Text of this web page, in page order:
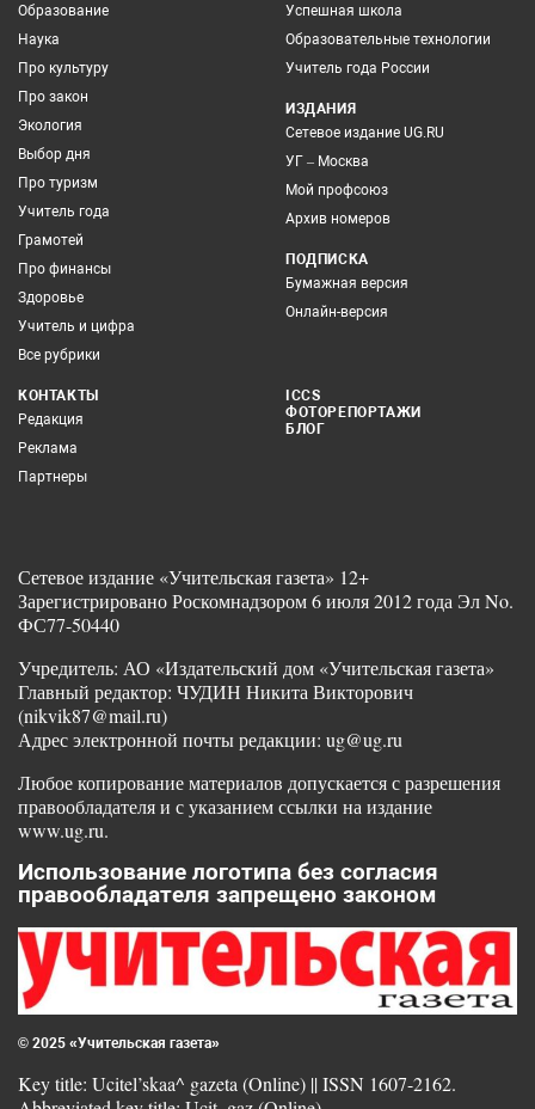
Образование
Наука
Про культуру
Про закон
Экология
Выбор дня
Про туризм
Учитель года
Грамотей
Про финансы
Здоровье
Учитель и цифра
Все рубрики
Успешная школа
Образовательные технологии
Учитель года России
ИЗДАНИЯ
Сетевое издание UG.RU
УГ – Москва
Мой профсоюз
Архив номеров
ПОДПИСКА
Бумажная версия
Онлайн-версия
КОНТАКТЫ
Редакция
Реклама
Партнеры
ICCS
ФОТОРЕПОРТАЖИ
БЛОГ
Сетевое издание «Учительская газета» 12+
Зарегистрировано Роскомнадзором 6 июля 2012 года Эл No.
ФС77-50440
Учредитель: АО «Издательский дом «Учительская газета»
Главный редактор: ЧУДИН Никита Викторович
(nikvik87@mail.ru)
Адрес электронной почты редакции: ug@ug.ru
Любое копирование материалов допускается с разрешения
правообладателя и с указанием ссылки на издание
www.ug.ru.
Использование логотипа без согласия
правообладателя запрещено законом
© 2025 «Учительская газета»
Key title: Ucitel’skaa^ gazeta (Online) || ISSN 1607-2162.